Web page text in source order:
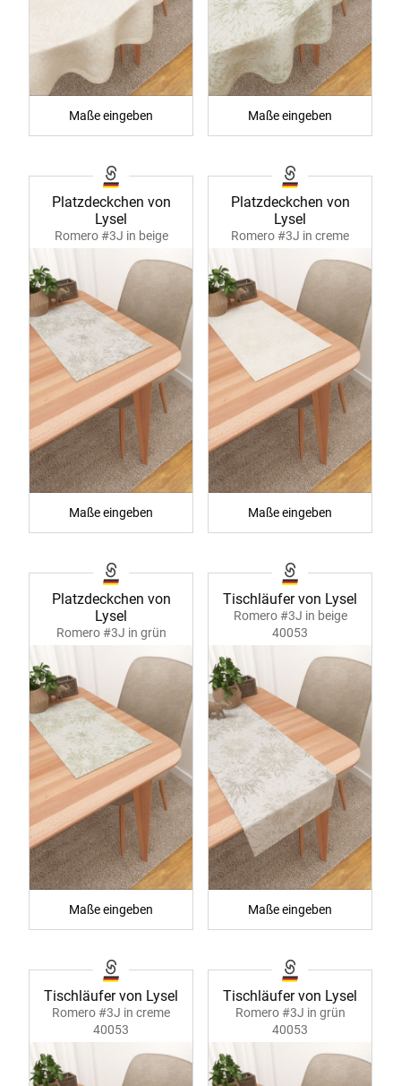
Maße eingeben Maße eingeben
Platzdeckchen von
Lysel
Romero #3J in beige
40052
Maße eingeben
Platzdeckchen von
Lysel
Romero #3J in creme
40052
Maße eingeben
Platzdeckchen von
Lysel
Romero #3J in grün
40052
Maße eingeben
Tischläufer von Lysel
Romero #3J in beige
40053
Maße eingeben
Tischläufer von Lysel
Romero #3J in creme
40053
Tischläufer von Lysel
Romero #3J in grün
40053